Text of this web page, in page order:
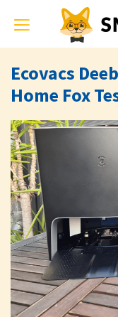
Toggle
navigation
Ecovacs
Home Fox